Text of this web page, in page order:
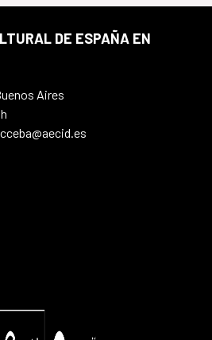
DE ESPAÑA EN
Aires